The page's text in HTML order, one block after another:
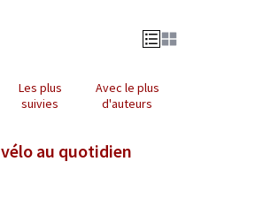
Les plus
suivies
Avec le plus
d'auteurs
au quotidien